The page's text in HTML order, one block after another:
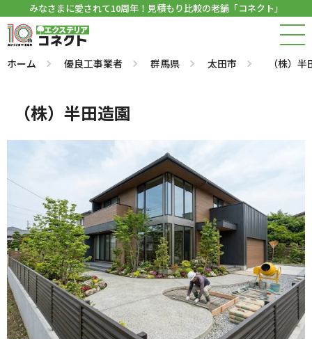
みなさまに愛されて10周年！見積もり比較の老舗「コネクト」
ホーム 優良工事業者 群馬県 太田市 （株）
（株）半田造園